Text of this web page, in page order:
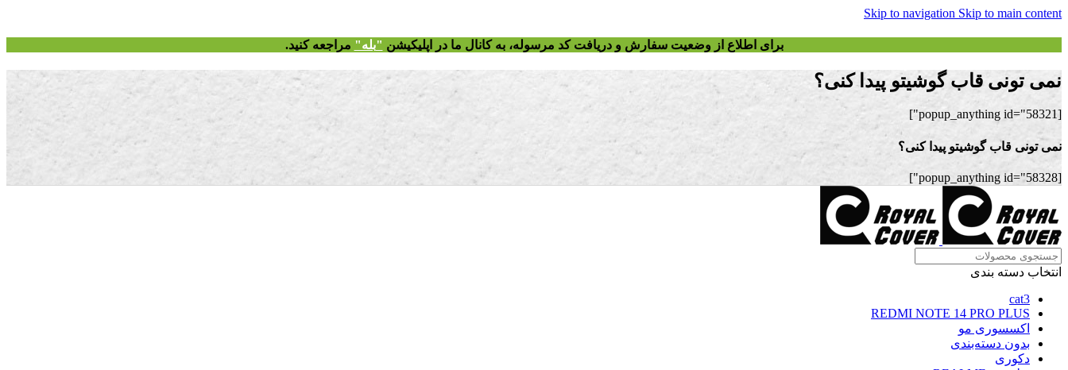
Skip to navigation Skip to main content
برای اطلاع از وضعیت سفارش و دریافتکد مرسوله، به کانال ما در اپلیکیشن "بله" مراجعه کنید.
نمی تونی قاب گوشیتو پیدا کنی؟
[popup_anything id="58321"]
نمی تونی قاب گوشیتو پیدا کنی؟
[popup_anything id="58328"]
انتخاب دسته بندی
cat3
REDMI NOTE 14 PRO PLUS
اکسسوری مو
بدون دسته‌بندی
دکوری